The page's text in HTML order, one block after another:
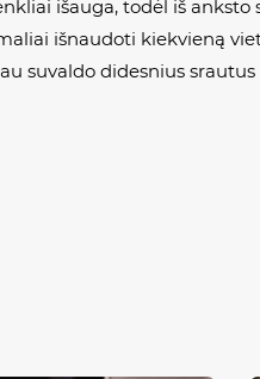
išauga, todėl iš
išnaudoti kiekvieną
suvaldo didesnius